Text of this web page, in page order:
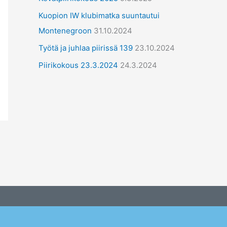
t
Kuopion IW klubimatka suuntautui
Montenegroon 31.10.2024
Työtä ja juhlaa piirissä 139 23.10.2024
Piirikokous 23.3.2024 24.3.2024